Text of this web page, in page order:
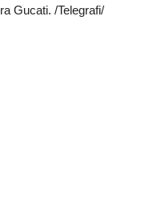
Gucati. /Telegrafi/